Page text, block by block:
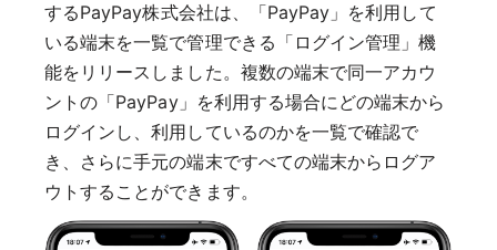
するPayPay株式会社は、「PayPay」を利用して
いる端末を一覧で管理できる「ログイン管理」機
能をリリースしました。複数の端末で同一アカウ
ントの「PayPay」を利用する場合にどの端末から
ログインし、利用しているのかを一覧で確認で
き、さらに手元の端末ですべての端末からログア
ウトすることができます。